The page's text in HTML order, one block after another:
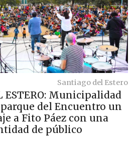
Santiago del Estero
ESTERO: Municipalidad
del Encuentro un
a Fito Páez con una
de público